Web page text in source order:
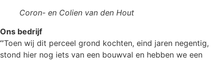
Coron- en Colien van den Hout
Ons bedrijf
‘’Toen wij dit perceel grond kochten, eind jaren negentig,
stond hier nog iets van een bouwval en hebben we een